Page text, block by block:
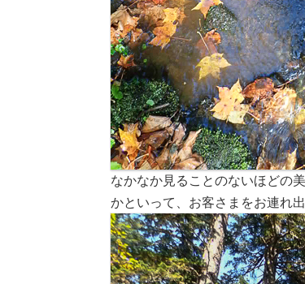
なかなか見ることのないほどの
かといって、お客さまをお連れ